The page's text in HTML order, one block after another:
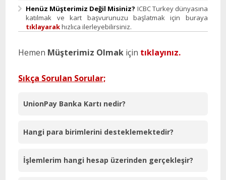
Henüz Müşterimiz Değil Misiniz? ICBC Turkey dünyasına
katılmak ve kart başvurunuzu başlatmak için buraya
tıklayarakhızlıca ilerleyebilirsiniz.
Hemen Müşterimiz Olmak için tıklayınız.
Sıkça Sorulan Sorular;
UnionPay Banka Kartı nedir?
Hangi para birimlerini desteklemektedir?
İşlemlerim hangi hesap üzerinden gerçekleşir?